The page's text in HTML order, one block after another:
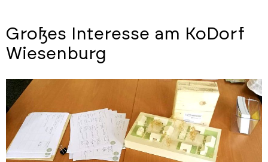
Großes Interesse am KoDorf
Wiesenburg